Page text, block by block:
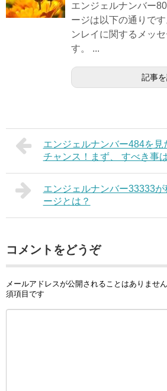
エンジェルナンバー
ージは以下の通りで
ンレイに関するメッ
す。 ...
記事
エンジェルナンバー484を見
チャンス！まず、 すべき事
エンジェルナンバー33333
ージとは？
コメントをどうぞ
メールアドレスが公開されることはありません
須項目です